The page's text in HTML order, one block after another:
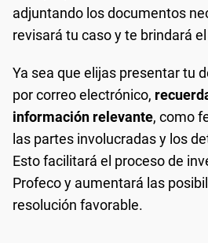
adjuntando los documentos
revisará tu caso y te brindará
Ya sea que elijas presentar tu
por correo electrónico,
información relevante, como
las partes involucradas y los
Esto facilitará el proceso de
Profeco y aumentará las
resolución favorable.